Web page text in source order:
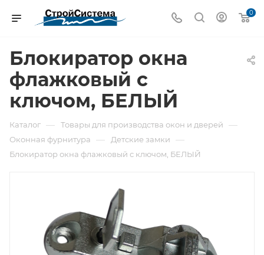
0
Блокиратор окна
флажковый с
ключом, БЕЛЫЙ
Каталог — Товары для производства окон и дверей —
Оконная фурнитура — Детские замки —
Блокиратор окна флажковый с ключом, БЕЛЫЙ